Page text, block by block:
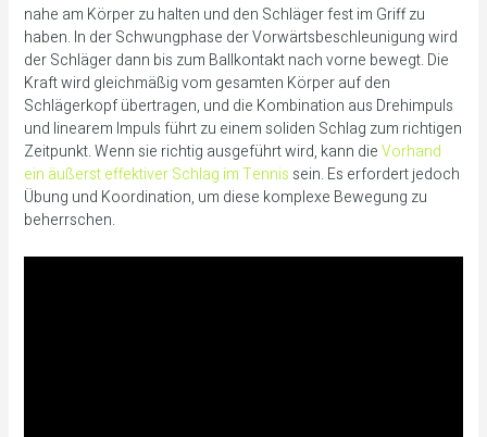
nahe am Körper zu halten und den Schläger fest im Griff zu
haben. In der Schwungphase der Vorwärtsbeschleunigung wird
der Schläger dann bis zum Ballkontakt nach vorne bewegt. Die
Kraft wird gleichmäßig vom gesamten Körper auf den
Schlägerkopf übertragen, und die Kombination aus Drehimpuls
und linearem Impuls führt zu einem soliden Schlag zum richtigen
Zeitpunkt. Wenn sie richtig ausgeführt wird, kann dieVorhand
ein äußerst effektiver Schlag im Tennis sein. Es erfordert jedoch
Übung und Koordination, um diese komplexe Bewegung zu
beherrschen.